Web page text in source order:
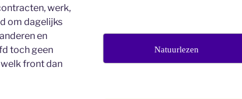
werk,
om dagelijks
en
toch geen
front dan
Natuurlezen